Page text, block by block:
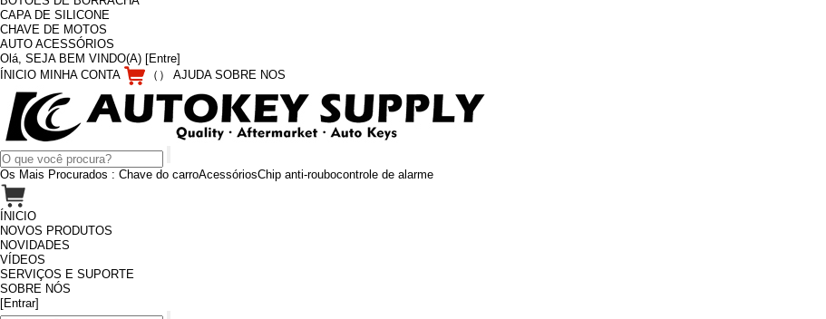
CAPA DE SILICONE
CHAVE DE MOTOS
AUTO ACESSÓRIOS
Olá, SEJA BEM VINDO(A) [Entre]
ÍNICIO MINHA CONTA （ ） AJUDA SOBRE NOS
Os Mais Procurados : Chave do carroAcessóriosChip anti-roubocontrole de alarme
ÍNICIO
NOVOS PRODUTOS
NOVIDADES
VÍDEOS
SERVIÇOS E SUPORTE
SOBRE NÓS
[Entrar]